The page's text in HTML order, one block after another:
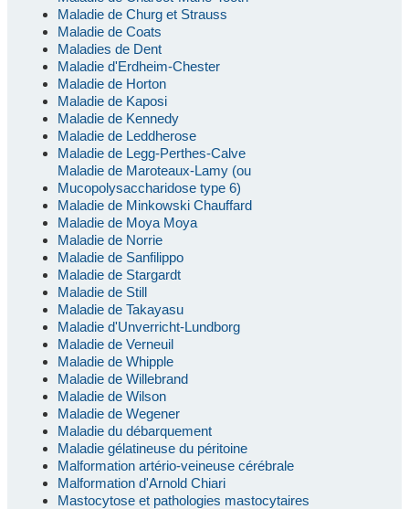
Maladie de Churg et Strauss
Maladie de Coats
Maladies de Dent
Maladie d'Erdheim-Chester
Maladie de Horton
Maladie de Kaposi
Maladie de Kennedy
Maladie de Leddherose
Maladie de Legg-Perthes-Calve
Maladie de Maroteaux-Lamy (ou
Mucopolysaccharidose type 6)
Maladie de Minkowski Chauffard
Maladie de Moya Moya
Maladie de Norrie
Maladie de Sanfilippo
Maladie de Stargardt
Maladie de Still
Maladie de Takayasu
Maladie d'Unverricht-Lundborg
Maladie de Verneuil
Maladie de Whipple
Maladie de Willebrand
Maladie de Wilson
Maladie de Wegener
Maladie du débarquement
Maladie gélatineuse du péritoine
Malformation artério-veineuse cérébrale
Malformation d'Arnold Chiari
Mastocytose et pathologies mastocytaires